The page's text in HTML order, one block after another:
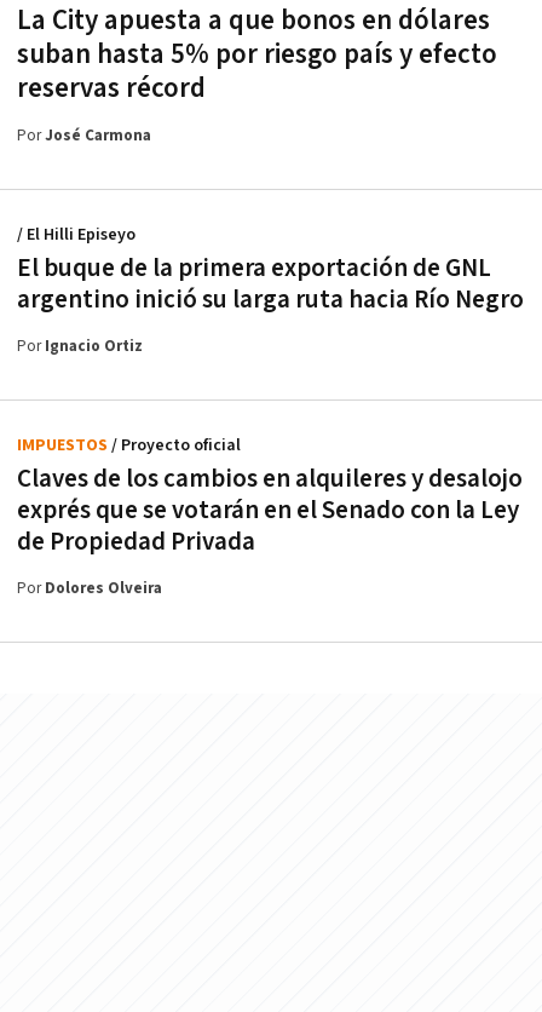
La City apuesta a que bonos en dólares
suban hasta 5% por riesgo país y efecto
reservas récord
PorJosé Carmona
El buque de la primera exportación de GNL
argentino inició su larga ruta hacia Río Negro
/ El Hilli Episeyo
PorIgnacio Ortiz
Claves de los cambios en alquileres y desalojo
exprés que se votarán en el Senado con la Ley
de Propiedad Privada
IMPUESTOS / Proyecto oficial
PorDolores Olveira